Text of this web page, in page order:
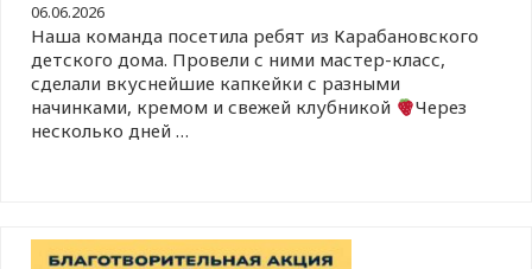
06.06.2026
Наша команда посетила ребят из Карабановского
детского дома. Провели с ними мастер-класс,
сделали вкуснейшие капкейки с разными
начинками, кремом и свежей клубникой
Через
несколько дней …